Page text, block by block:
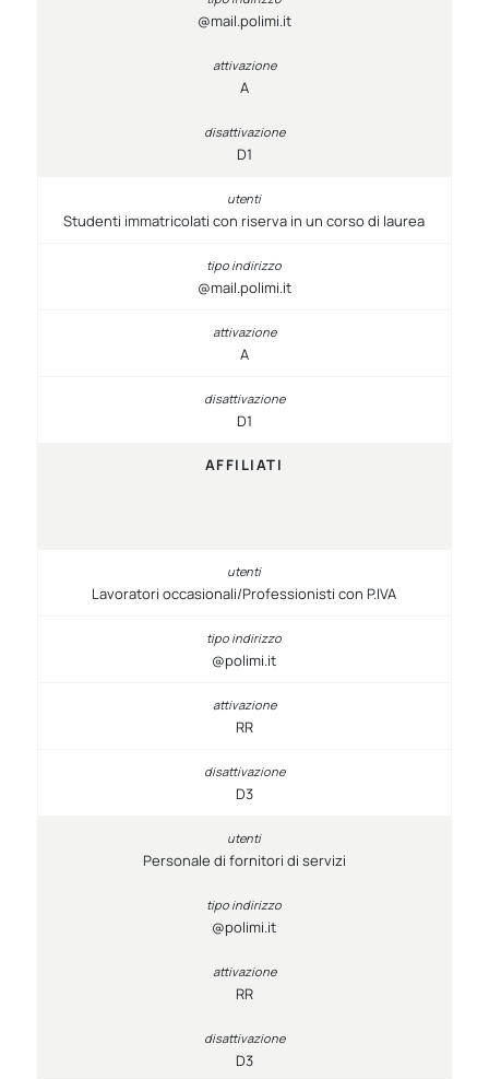
@mail.polimi.it
A
D1
Studenti immatricolati con riserva in un corso di laurea
@mail.polimi.it
A
D1
AFFILIATI
Lavoratori occasionali/Professionisti con P.IVA
@polimi.it
RR
D3
Personale di fornitori di servizi
@polimi.it
RR
D3